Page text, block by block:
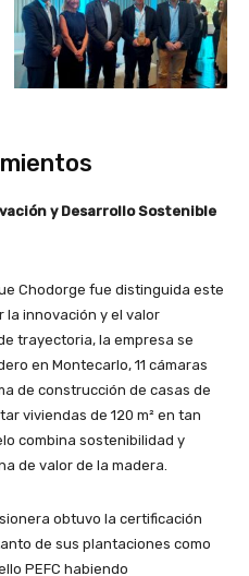
y Desarrollo Sostenible
Chodorge fue distinguida este
innovación y el valor
trayectoria, la empresa se
en Montecarlo, 11 cámaras
de construcción de casas de
viviendas de 120 m² en tan
combina sostenibilidad y
de valor de la madera.
obtuvo la certificación
de sus plantaciones como
PEFC habiendo